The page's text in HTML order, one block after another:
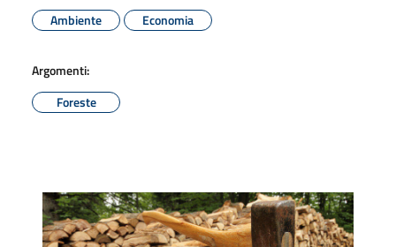
Ambiente
Economia
Argomenti:
Foreste